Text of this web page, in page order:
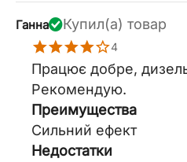
Ганна Купил(а) товар
4
Працює добре,
Рекомендую.
Преимущества
Сильний ефект
Недостатки